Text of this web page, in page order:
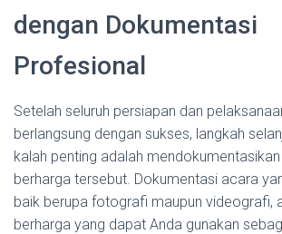
dengan Dokumentasi
Profesional
Setelah seluruh persiapan dan
berlangsung dengan sukses, langkah
kalah penting adalah
berharga tersebut. Dokumentasi acara
baik berupa fotografi maupun videografi,
berharga yang dapat Anda gunakan